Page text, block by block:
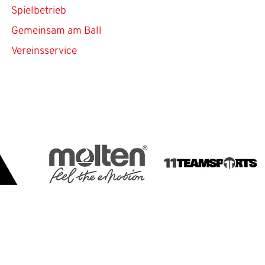
Spielbetrieb
Gemeinsam am Ball
Vereinsservice
anzumelden.